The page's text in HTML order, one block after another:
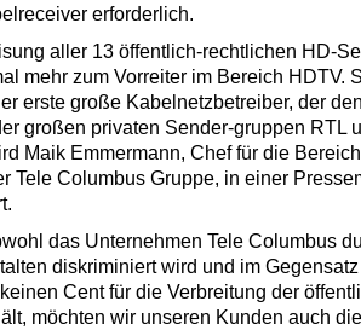
erforderlich.
aller 13 öffentlich-rechtlichen HD-
mehr zum Vorreiter im Bereich HDTV.
erste große Kabelnetzbetreiber, der
großen privaten Sender-gruppen RTL
Maik Emmermann, Chef für die
Tele Columbus Gruppe, in einer
das Unternehmen Tele Columbus
diskriminiert wird und im
Cent für die Verbreitung der
möchten wir unseren Kunden auch